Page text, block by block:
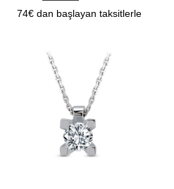
74€ dan başlayan taksitlerle